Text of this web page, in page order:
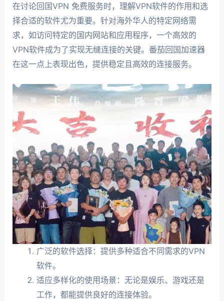
在讨论回国VPN 免费服务时，理解VPN软件的作用和选
择合适的软件尤为重要。针对海外华人的特定网络需
求，如访问特定的国内网站和应用程序，一个高效的
VPN软件成为了实现无缝连接的关键。番茄回国加速器
在这一点上表现出色，提供稳定且高效的连接服务。
广泛的软件选择：提供多种适合不同需求的VPN
软件。
适应多样化的使用场景：无论是娱乐、游戏还是
工作，都能提供良好的连接体验。